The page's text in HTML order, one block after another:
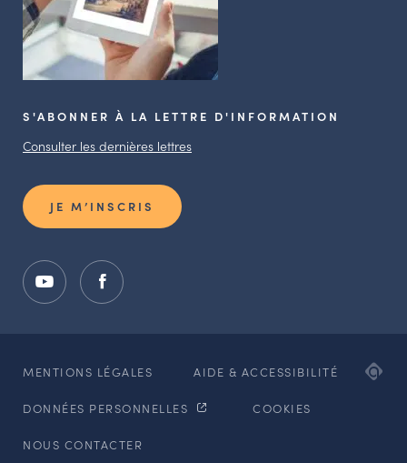
S'ABONNER À LA LETTRE D'INFORMATION
Consulter les dernières lettres
JE M’INSCRIS
MENTIONS LÉGALES AIDE & ACCESSIBILITÉ
DONNÉES PERSONNELLES COOKIES
NOUS CONTACTER